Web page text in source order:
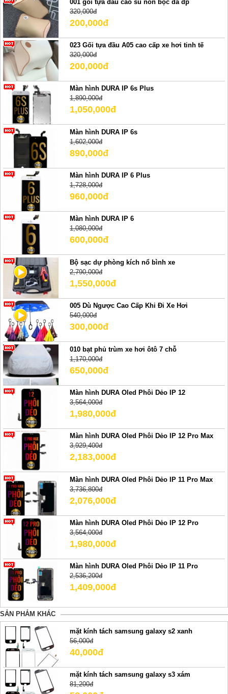
001 gối tựa đầu cao su non bọc da dp
320,000đ
200,000đ
023 Gối tựa đầu A05 cao cấp xe hơi tinh tế
320,000đ
200,000đ
Màn hình DURA IP 6s Plus
1,890,000đ
1,050,000đ
Màn hình DURA IP 6s
1,602,000đ
890,000đ
Màn hình DURA IP 6 Plus
1,728,000đ
960,000đ
Màn hình DURA IP 6
1,080,000đ
600,000đ
Bộ sạc dự phòng kích nổ bình xe
2,790,000đ
1,550,000đ
005 Dù Ngược Cao Cấp Khi Đi Xe Hơi
540,000đ
300,000đ
010 bạt phủ trùm xe hơi ôtô 7 chỗ
1,170,000đ
650,000đ
Màn hình DURA Oled Phôi Dẻo IP 12
3,564,000đ
1,980,000đ
Màn hình DURA Oled Phôi Dẻo IP 12 Pro Max
3,929,400đ
2,183,000đ
Màn hình DURA Oled Phôi Dẻo IP 11 Pro Max
3,736,800đ
2,076,000đ
Màn hình DURA Oled Phôi Dẻo IP 12 Pro
3,564,000đ
1,980,000đ
Màn hình DURA Oled Phôi Dẻo IP 11 Pro
2,536,200đ
1,409,000đ
SẢN PHẢM KHÁC
mặt kính tách samsung galaxy s2 xanh
56,000đ
40,000đ
mặt kính tách samsung galaxy s3 xám
81,200đ